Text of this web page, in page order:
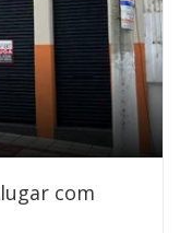
com